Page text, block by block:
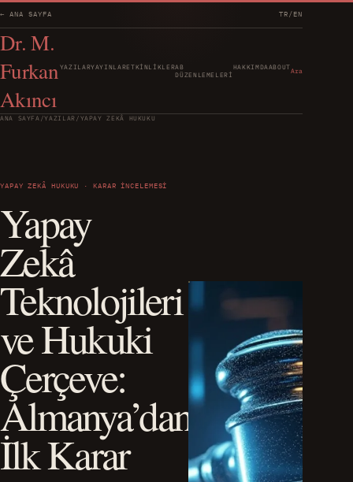
← ANA SAYFA TR/EN
Dr. M.
Furkan
Akıncı
YAZILARYAYINLARETKINLIKLERAB
DÜZENLEMELERI
HAKKIMDAABOUTAra
ANA SAYFA /YAZILAR / YAPAY ZEKÂ HUKUKU
YAPAY ZEKÂ HUKUKU · KARAR İNCELEMESI
Yapay
Zekâ
Teknolojileri
ve Hukuki
Çerçeve:
Almanya’dan
İlk Karar